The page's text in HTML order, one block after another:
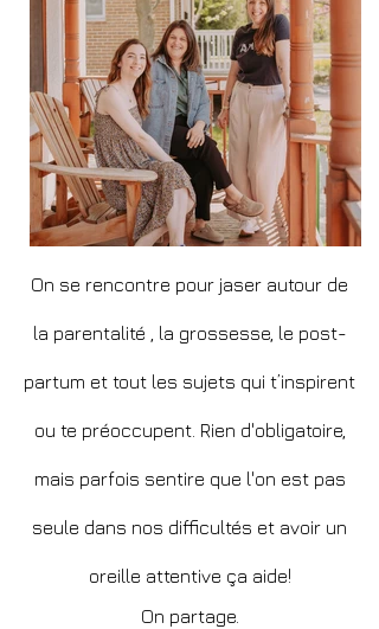
On se rencontre pour jaser autour de
la parentalité , la grossesse, le post-
partum et tout les sujets qui t’inspirent
ou te préoccupent. Rien d'obligatoire,
mais parfois sentire que l'on est pas
seule dans nos difficultés et avoir un
oreille attentive ça aide!
On partage.